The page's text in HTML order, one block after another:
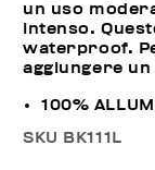
un uso
intenso.
waterproof.
aggiungere
100%
SKU BK111L